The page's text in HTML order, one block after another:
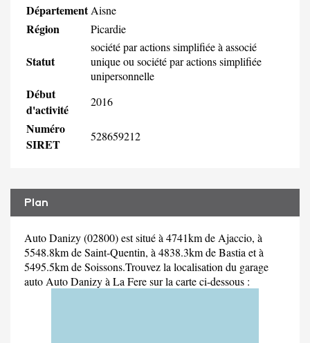
Département Aisne
Région Picardie
Statut
société par actions simplifiée à associé
unique ou société par actions simplifiée
unipersonnelle
Début
d'activité
2016
Numéro
SIRET
528659212
Plan
Auto Danizy (02800) est situé à 4741km de Ajaccio, à
5548.8km de Saint-Quentin, à 4838.3km de Bastia et à
5495.5km de Soissons.Trouvez la localisation du garage
auto Auto Danizy à La Fere sur la carte ci-dessous :